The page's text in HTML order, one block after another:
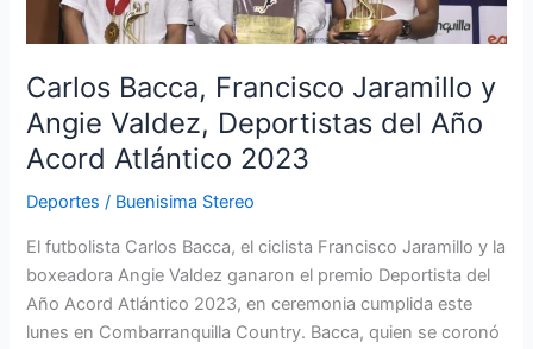
Carlos Bacca, Francisco Jaramillo y
Angie Valdez, Deportistas del Año
Acord Atlántico 2023
Deportes / Buenisima Stereo
El futbolista Carlos Bacca, el ciclista Francisco Jaramillo y la
boxeadora Angie Valdez ganaron el premio Deportista del
Año Acord Atlántico 2023, en ceremonia cumplida este
lunes en Combarranquilla Country. Bacca, quien se coronó
Valdez,
Deportistas
del
Año
Acord
Atlántico